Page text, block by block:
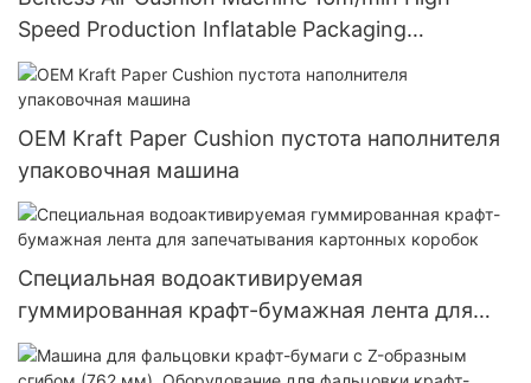
Speed Production Inflatable Packaging
Equipment
OEM Kraft Paper Cushion пустота наполнителя
упаковочная машина
Специальная водоактивируемая
гуммированная крафт-бумажная лента для
запечатывания картонных коробок